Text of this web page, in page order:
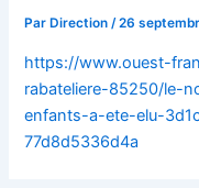
Par Direction/26
https://www.ouest-
rabateliere-85250/le-
enfants-a-ete-elu-
77d8d5336d4a